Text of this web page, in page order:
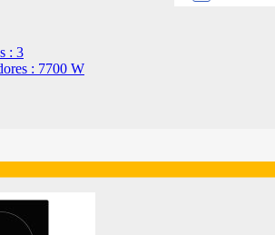
: 3
: 7700 W